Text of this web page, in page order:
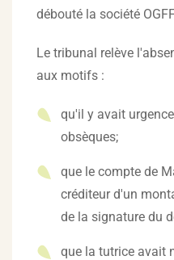
débouté la société
Le tribunal relève
aux motifs :
qu'il y avait
obsèques;
que le compte de
créditeur d'un
de la signature du
que la tutrice avait